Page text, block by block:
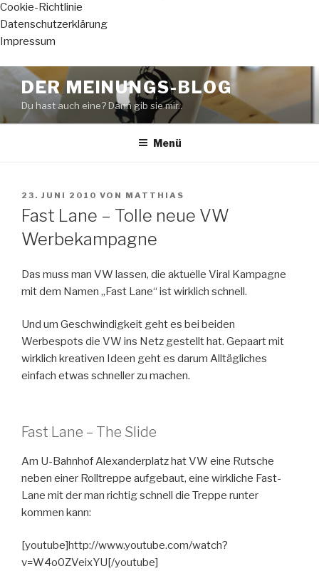
Cookie-Richtlinie
Datenschutzerklärung
Impressum
Zum
Inhalt
springen
DER MEINUNGS-BLOG
Du hast auch eine? Dann gib sie mir..
Menü
VERÖFFENTLICHT
AM
23. JUNI 2010 VON MATTHIAS
Fast Lane – Tolle neue VW
Werbekampagne
Das muss man VW lassen, die aktuelle Viral Kampagne
mit dem Namen „Fast Lane“ ist wirklich schnell.
Und um Geschwindigkeit geht es bei beiden
Werbespots die VW ins Netz gestellt hat. Gepaart mit
wirklich kreativen Ideen geht es darum Alltägliches
einfach etwas schneller zu machen.
Fast Lane – The Slide
Am U-Bahnhof Alexanderplatz hat VW eine Rutsche
neben einer Rolltreppe aufgebaut, eine wirkliche Fast-
Lane mit der man richtig schnell die Treppe runter
kommen kann:
[youtube]http://www.youtube.com/watch?
v=W4o0ZVeixYU[/youtube]